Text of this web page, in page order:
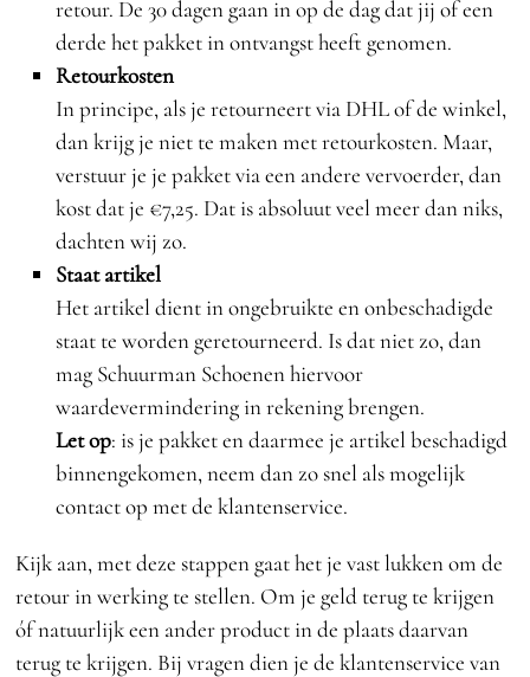
retour. De 30 dagen gaan in op de dag dat jij of een
derde het pakket in ontvangst heeft genomen.
Retourkosten
In principe, als je retourneert via DHL of de winkel,
dan krijg je niet te maken met retourkosten. Maar,
verstuur je je pakket via een andere vervoerder, dan
kost dat je €7,25. Dat is absoluut veel meer dan niks,
dachten wij zo.
Staat artikel
Het artikel dient in ongebruikte en onbeschadigde
staat te worden geretourneerd. Is dat niet zo, dan
mag Schuurman Schoenen hiervoor
waardevermindering in rekening brengen.
Let op: is je pakket en daarmee je artikel beschadigd
binnengekomen, neem dan zo snel als mogelijk
contact op met de klantenservice.
Kijk aan, met deze stappen gaat het je vast lukken om de
retour in werking te stellen. Om je geld terug te krijgen
óf natuurlijk een ander product in de plaats daarvan
terug te krijgen. Bij vragen dien je de klantenservice van